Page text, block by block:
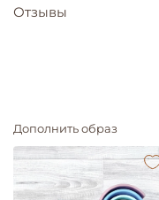
Отзывы
Дополнить образ